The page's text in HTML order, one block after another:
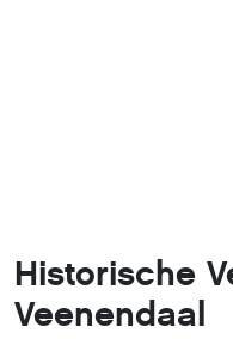
Historische
Veenendaal